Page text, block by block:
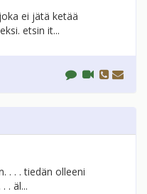
ei jätä ketää
etsin it...
. . . tiedän olleeni
. äl...